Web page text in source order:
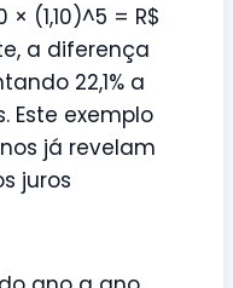
(1,10)^5 = R$
a diferença
22,1% a
Este exemplo
já revelam
juros